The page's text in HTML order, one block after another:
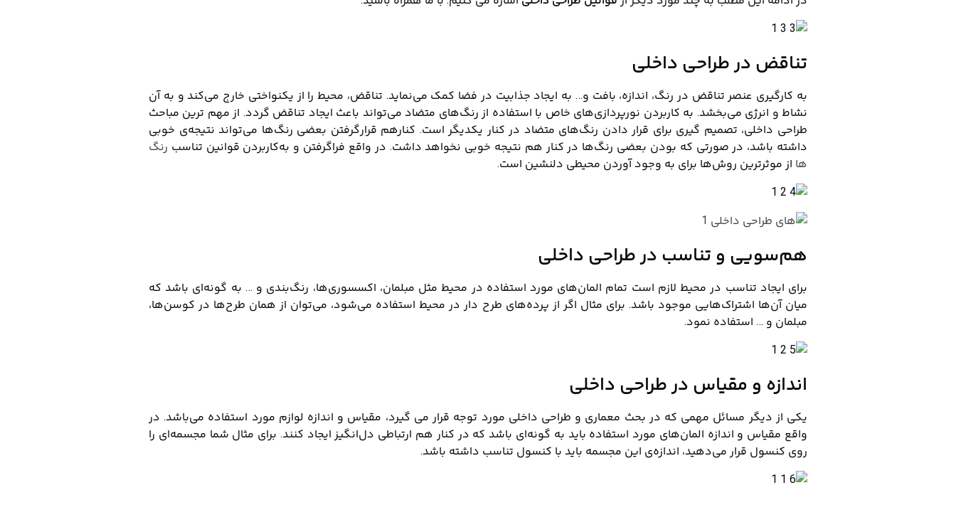
تناقض در طراحی داخلی
به کارگیری عنصر تناقض در رنگ، اندازه، بافت و… به ایجاد جذابیت در فضا کمک می‌نماید. تناقض، محیط را از یکنواختی خارج می‌کند و به آن
نشاط و انرژی می‌بخشد. به کاربردن نورپردازی‌های خاص با استفاده از رنگ‌های متضاد می‌تواند باعث ایجاد تناقض گردد. از مهم ترین مباحث
طراحی داخلی، تصمیم‌ گیری برای قرار‌ دادن رنگ‌های متضاد در کنار یکدیگر است. کنارهم قرار‌گرفتن بعضی رنگ‌ها می‌تواند نتیجه‌ی خوبی
داشته باشد، در صورتی که بودن بعضی رنگ‌ها در کنار هم نتیجه خوبی نخواهد‌ داشت. در واقع فراگرفتن و به‌کاربردن قوانین تناسب رنگ
ها از موثرترین روش‌ها برای به وجود آوردن محیطی دلنشین است.
هم‌سویی و تناسب در طراحی داخلی
برای ایجاد تناسب در محیط لازم است تمام المان‌های مورد استفاده در محیط مثل مبلمان، اکسسوری‌ها، رنگ‌بندی و … به گونه‌ای باشد که
میان آن‌ها اشتراک‌هایی موجود باشد. برای مثال اگر از پرده‌های طرح دار در محیط استفاده می‌شود، می‌توان از همان طرح‌ها در کوسن‌ها،
مبلمان و … استفاده نمود.
اندازه و مقیاس در طراحی داخلی
یکی از دیگر مسائل مهمی که در بحث معماری و طراحی ‌داخلی مورد توجه قرار می گیرد، مقیاس و اندازه لوازم مورد استفاده‌ می‌باشد. در
واقع مقیاس و اندازه المان‌های مورد استفاده باید به گونه‌ای باشد که در کنار هم ارتباطی دل‌انگیز ایجاد کنند. برای مثال شما مجسمه‌ای را
روی کنسول قرار می‌دهید، اندازه‌ی این مجسمه باید با کنسول تناسب داشته ‌باشد.